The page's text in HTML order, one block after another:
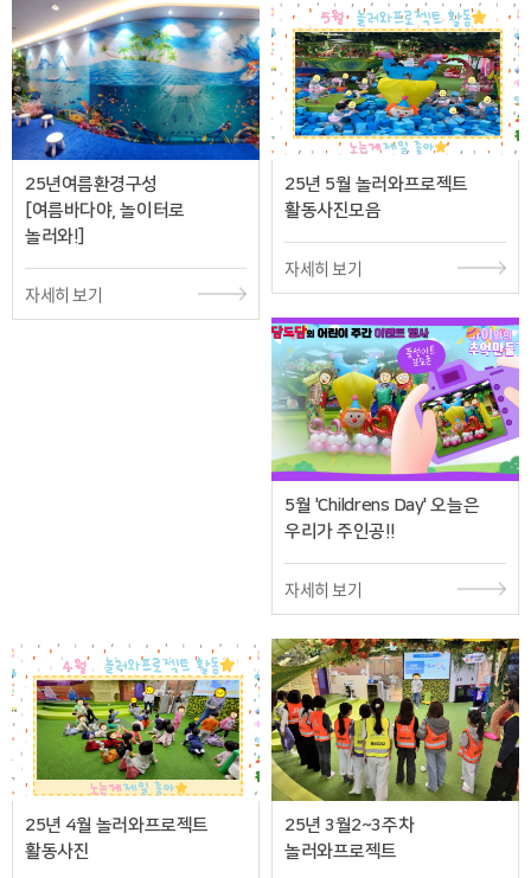
25년여름환경구성
[여름바다야, 놀이터로
놀러와!]
자세히 보기
25년 5월 놀러와프로젝트
활동사진모음
자세히 보기
5월 'Childrens Day' 오늘은
우리가 주인공!!
자세히 보기
25년 4월 놀러와프로젝트
활동사진
25년 3월2~3주차
놀러와프로젝트